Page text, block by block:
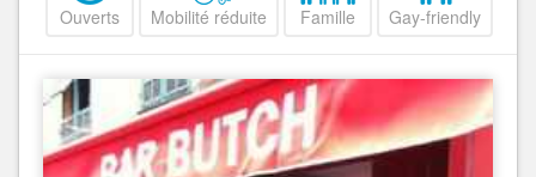
Ouverts Mobilité réduite Famille Gay-friendly